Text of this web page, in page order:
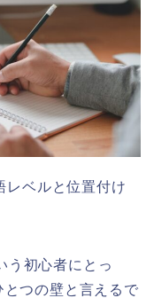
レベルと位置付け
う初心者にとっ
つの壁と言えるで